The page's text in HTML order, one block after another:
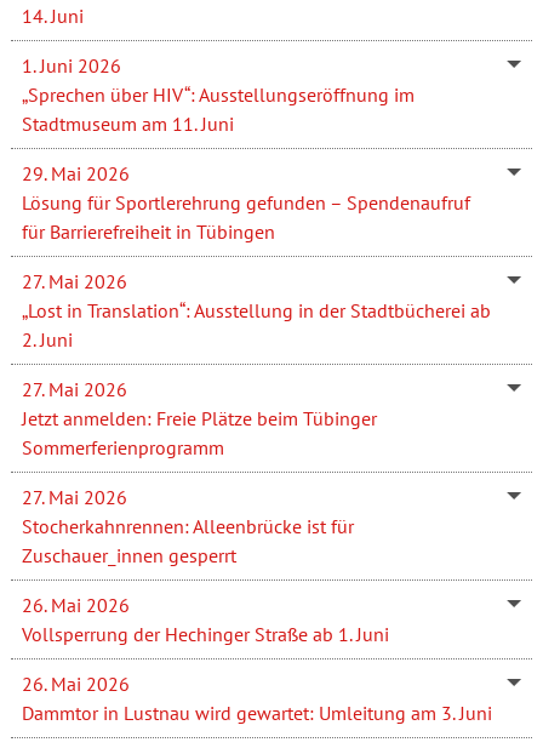
14. Juni
1. Juni 2026
„Sprechen über HIV“: Ausstellungseröffnung im
Stadtmuseum am 11. Juni
29. Mai 2026
Lösung für Sportlerehrung gefunden – Spendenaufruf
für Barrierefreiheit in Tübingen
27. Mai 2026
„Lost in Translation“: Ausstellung in der Stadtbücherei ab
2. Juni
27. Mai 2026
Jetzt anmelden: Freie Plätze beim Tübinger
Sommerferienprogramm
27. Mai 2026
Stocherkahnrennen: Alleenbrücke ist für
Zuschauer_innen gesperrt
26. Mai 2026
Vollsperrung der Hechinger Straße ab 1. Juni
26. Mai 2026
Dammtor in Lustnau wird gewartet: Umleitung am 3. Juni